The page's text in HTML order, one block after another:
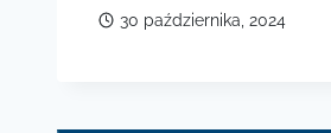
30 października, 2024